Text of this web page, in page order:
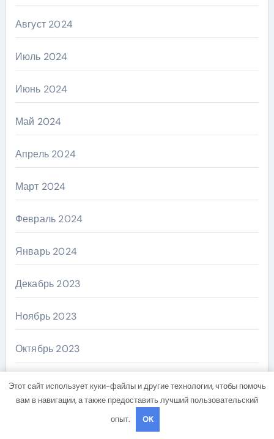
Август 2024
Июль 2024
Июнь 2024
Май 2024
Апрель 2024
Март 2024
Февраль 2024
Январь 2024
Декабрь 2023
Ноябрь 2023
Октябрь 2023
Август 2023
Этот сайт использует куки-файлы и другие технологии, чтобы помочь
вам в навигации, а также предоставить лучший пользовательский
опыт.
OK